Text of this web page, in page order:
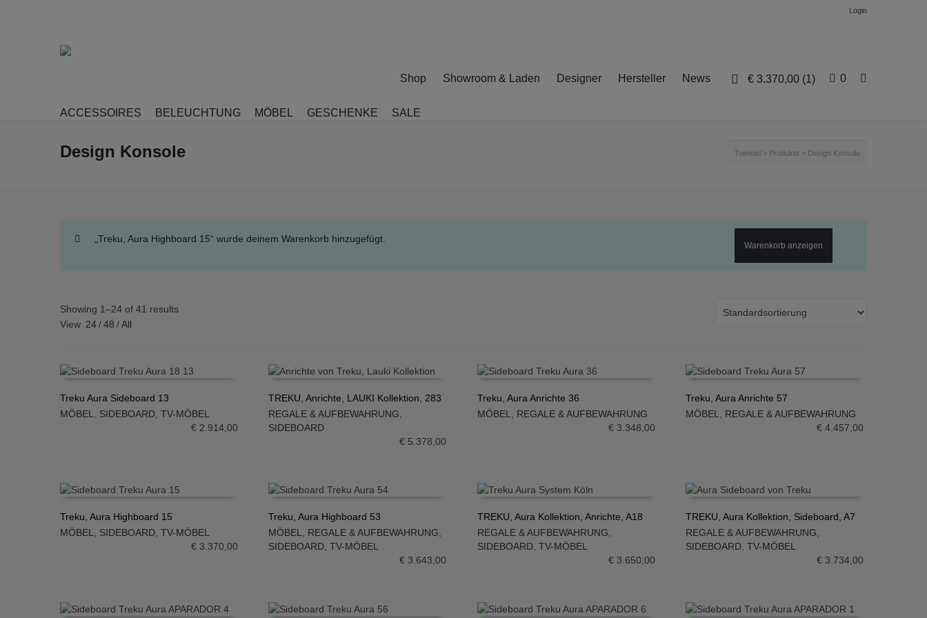
Login
€ 3.370,00 (1) 0
Shop Showroom & Laden Designer Hersteller News
ACCESSOIRES BELEUCHTUNG MÖBEL GESCHENKE SALE
Design Konsole Toendel > Produkte > Design Konsole
„Treku, Aura Highboard 15“ wurde deinem Warenkorb hinzugefügt.
Warenkorb anzeigen
Showing 1–24 of 41 results
View 24/48 /All
IN DEN WARENKORB
Treku Aura Sideboard 13
MÖBEL, SIDEBOARD, TV-MÖBEL
€2.914,00
IN DEN WARENKORB
TREKU, Anrichte, LAUKI Kollektion, 283
REGALE & AUFBEWAHRUNG,
SIDEBOARD
€ 5.378,00
IN DEN WARENKORB
Treku, Aura Anrichte 36
MÖBEL, REGALE & AUFBEWAHRUNG
€3.348,00
IN DEN WARENKORB
Treku, Aura Anrichte 57
MÖBEL, REGALE & AUFBEWAHRUNG
€ 4.457,00
IN DEN WARENKORB
Treku, Aura Highboard 15
MÖBEL, SIDEBOARD, TV-MÖBEL
€3.370,00
IN DEN WARENKORB
Treku, Aura Highboard 53
MÖBEL, REGALE & AUFBEWAHRUNG,
SIDEBOARD,TV-MÖBEL
€ 3.643,00
IN DEN WARENKORB
TREKU, Aura Kollektion, Anrichte, A18
REGALE & AUFBEWAHRUNG,
SIDEBOARD, TV-MÖBEL
€3.650,00
IN DEN WARENKORB
TREKU, Aura Kollektion, Sideboard, A7
REGALE & AUFBEWAHRUNG,
SIDEBOARD,TV-MÖBEL
€ 3.734,00